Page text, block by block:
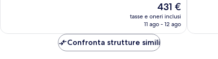
Il
prezzo
attuale
431 €
431 €
tasse e oneri inclusi
11 ago - 12 ago
Confronta strutture simili